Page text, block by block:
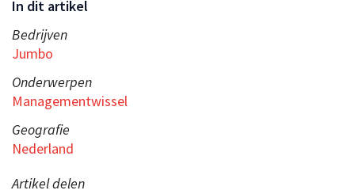
In dit artikel
Bedrijven
Jumbo
Onderwerpen
Managementwissel
Geografie
Nederland
Artikel delen